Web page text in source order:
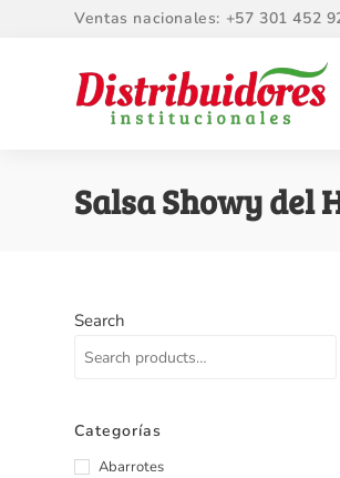
Ventas nacionales: +57 301 452
Salsa Showy del
Search
Categorías
Abarrotes